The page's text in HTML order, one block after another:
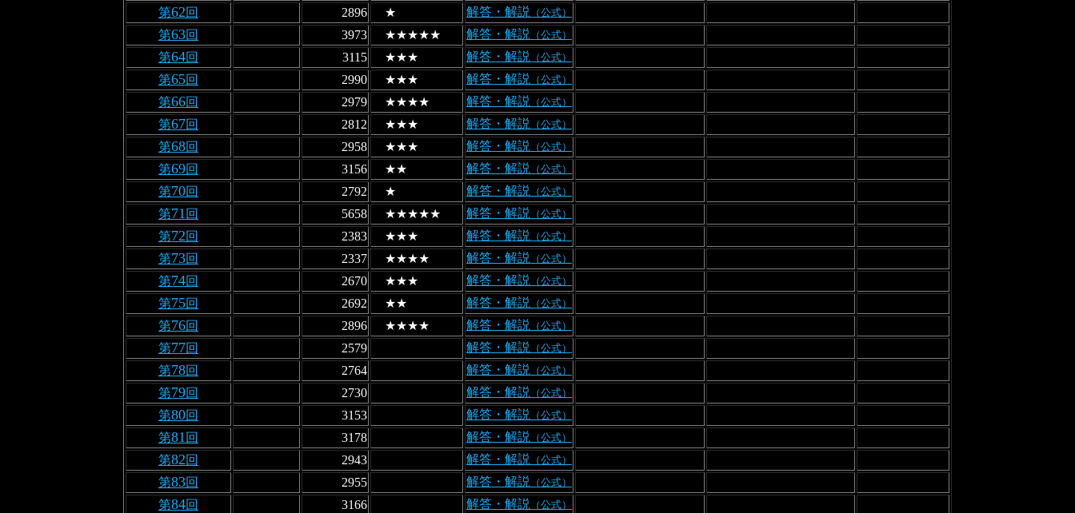
第62回 2896 ★ 解答・解説 （公式）
第63回 3973 ★★★★★ 解答・解説 （公式）
第64回 3115 ★★★ 解答・解説 （公式）
第65回 2990 ★★★ 解答・解説 （公式）
第66回 2979 ★★★★ 解答・解説 （公式）
第67回 2812 ★★★ 解答・解説 （公式）
第68回 2958 ★★★ 解答・解説 （公式）
第69回 3156 ★★ 解答・解説 （公式）
第70回 2792 ★ 解答・解説 （公式）
第71 回 5658 ★★★★★ 解答・解説 （公式）
第72回 2383 ★★★ 解答・解説 （公式）
第73回 2337 ★★★★ 解答・解説 （公式）
第74回 2670 ★★★ 解答・解説 （公式）
第75回 2692 ★★ 解答・解説 （公式）
第76回 2896 ★★★★ 解答・解説 （公式）
第77回 2579 解答・解説 （公式）
第78回 2764 解答・解説 （公式）
第79回 2730 解答・解説 （公式）
第80回 3153 解答・解説 （公式）
第81 回 3178 解答・解説 （公式）
第82回 2943 解答・解説 （公式）
第83回 2955 解答・解説 （公式）
第84回 3166 解答・解説 （公式）